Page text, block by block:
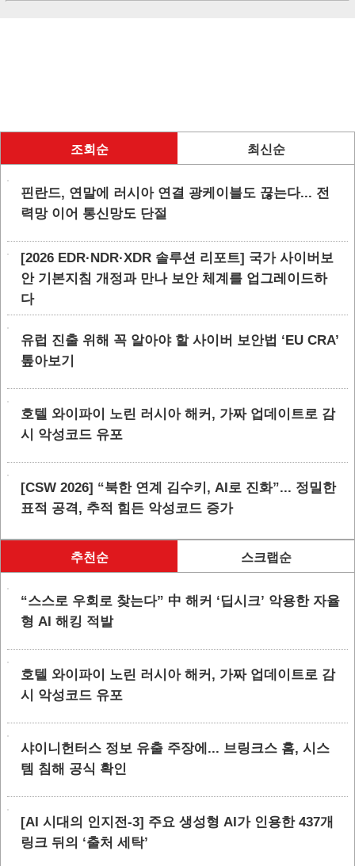
조회순 최신순
핀란드, 연말에 러시아 연결 광케이블도 끊는다... 전
력망 이어 통신망도 단절
[2026 EDR·NDR·XDR 솔루션 리포트] 국가 사이버보
안 기본지침 개정과 만나 보안 체계를 업그레이드하
다
유럽 진출 위해 꼭 알아야 할 사이버 보안법 ‘EU CRA’
톺아보기
호텔 와이파이 노린 러시아 해커, 가짜 업데이트로 감
시 악성코드 유포
[CSW 2026] “북한 연계 김수키, AI로 진화”... 정밀한
표적 공격, 추적 힘든 악성코드 증가
추천순 스크랩순
“스스로 우회로 찾는다” 中 해커 ‘딥시크’ 악용한 자율
형 AI 해킹 적발
호텔 와이파이 노린 러시아 해커, 가짜 업데이트로 감
시 악성코드 유포
샤이니헌터스 정보 유출 주장에... 브링크스 홈, 시스
템 침해 공식 확인
[AI 시대의 인지전-3] 주요 생성형 AI가 인용한 437개
링크 뒤의 ‘출처 세탁’